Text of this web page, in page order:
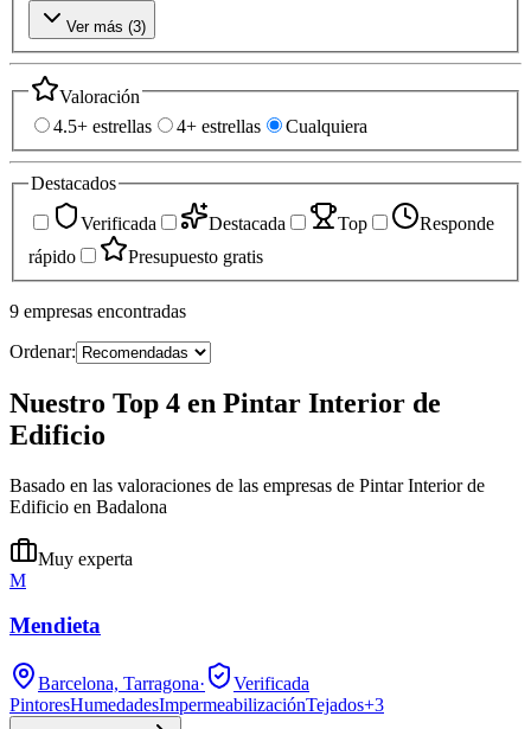
Ver más (3)
Valoración
4.5+ estrellas
4+ estrellas Cualquiera
Destacados
Verificada
Destacada Top
Responde
rápido
Presupuesto gratis
9 empresas encontradas
Ordenar:
Nuestro Top 4 en Pintar Interior de
Edificio
Basado en las valoraciones de las empresas de Pintar Interior de
Edificio en Badalona
Muy experta
M
Mendieta
Barcelona, Tarragona·
Verificada
PintoresHumedadesImpermeabilizaciónTejados+3